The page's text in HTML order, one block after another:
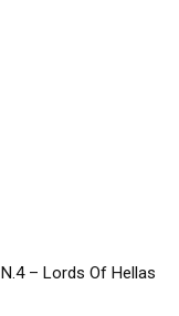
– Lords Of Hellas